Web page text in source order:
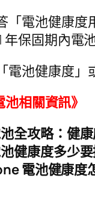
「電池健康
年保固期內電
電池健康度」
相關資訊》
全攻略：健
健康度多少
電池健康度